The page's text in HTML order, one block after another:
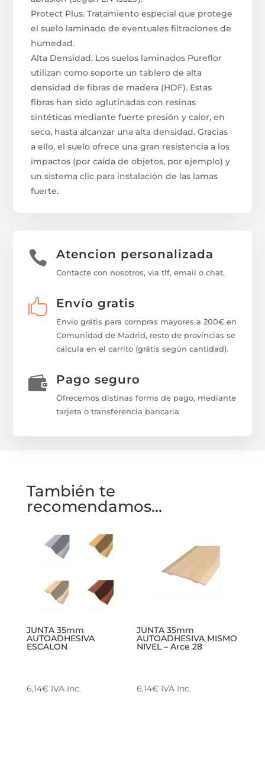
Protect Plus. Tratamiento especial que protege
el suelo laminado de eventuales filtraciones de
humedad.
Alta Densidad. Los suelos laminados Pureflor
utilizan como soporte un tablero de alta
densidad de fibras de madera (HDF). Estas
fibras han sido aglutinadas con resinas
sintéticas mediante fuerte presión y calor, en
seco, hasta alcanzar una alta densidad. Gracias
a ello, el suelo ofrece una gran resistencia a los
impactos (por caída de objetos, por ejemplo) y
un sistema clic para instalación de las lamas
fuerte.
 Atencion personalizada
Contacte con nosotros, via tlf, email o chat.
 Envío gratis
Envio grátis para compras mayores a 200€ en
Comunidad de Madrid, resto de provincias se
calcula en el carrito (grátis según cantidad).
 Pago seguro
Ofrecemos distinas forms de pago, mediante
tarjeta o transferencia bancaria
También te
recomendamos…
JUNTA 35mm
AUTOADHESIVA
ESCALON
6,14€ IVA Inc.
JUNTA 35mm
AUTOADHESIVA MISMO
NIVEL – Arce 28
6,14€ IVA Inc.